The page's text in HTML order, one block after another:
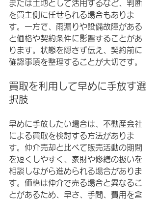
または土地として活用するなど、判断
を買主側に任せられる場合もありま
す。一方で、雨漏りや設備故障がある
と価格や契約条件に影響することがあ
ります。状態を隠さず伝え、契約前に
確認事項を整理することが大切です。
買取を利用して早めに手放す選
択肢
早めに手放したい場合は、不動産会社
による買取を検討する方法がありま
す。仲介売却と比べて販売活動の期間
を短くしやすく、家財や修繕の扱いを
相談しながら進められる場合がありま
す。価格は仲介で売る場合と異なるこ
とがあるため、早さ、手間、費用を含